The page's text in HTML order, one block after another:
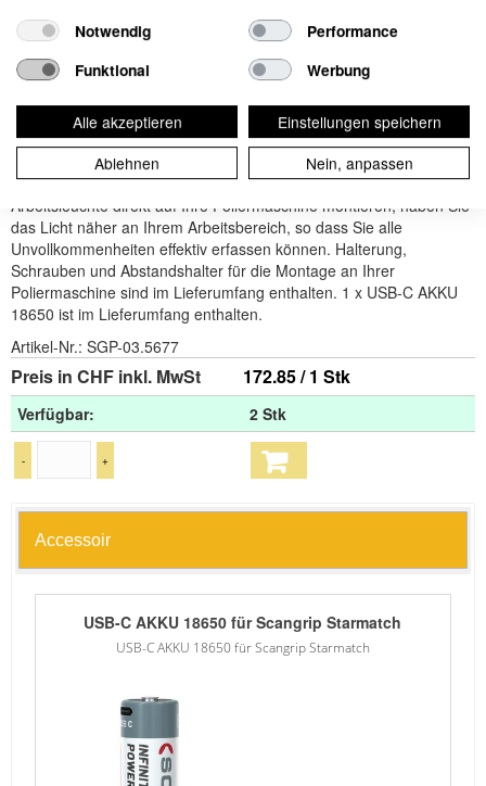
USB-C-Akku geliefert und bietet eine intelligente und effiziente
Ladelösung. Entnehmen Sie einfach den leeren Akku, laden Sie ihn
über USB-C auf und arbeiten Sie nahtlos mit einem neuen,
von STARMATCH macht es extrem bequem zu bedienen. Darüber
hinaus ist die Arbeitsleuchte robust und wasserdicht (IP64). Die
außergewöhnlichen Farbwiedergabeeigenschaften von CRI+
schaffen ideale Bedingungen für das Polieren. Indem Sie die
Arbeitsleuchte direkt auf Ihre Poliermaschine montieren, haben Sie
das Licht näher an Ihrem Arbeitsbereich, so dass Sie alle
Unvollkommenheiten effektiv erfassen können. Halterung,
Schrauben und Abstandshalter für die Montage an Ihrer
Poliermaschine sind im Lieferumfang enthalten. 1 x USB-C AKKU
18650 ist im Lieferumfang enthalten.
Artikel-Nr.: SGP-03.5677
Preis in CHF inkl. MwSt 172.85 / 1 Stk
Verfügbar: 2 Stk
- +
Accessoir
USB-C AKKU 18650 für Scangrip Starmatch
USB-C AKKU 18650 für Scangrip Starmatch
Notwendig
Performance
Funktional
Werbung
Alle akzeptieren
Einstellungen speichern
Ablehnen
Nein, anpassen